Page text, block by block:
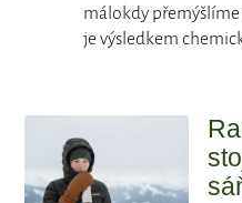
málokdy přemýšlíme
je výsledkem